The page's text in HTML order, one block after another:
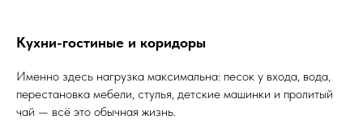
Кухни-гостиные и коридоры
Именно здесь нагрузка максимальна: песок у входа, вода,
перестановка мебели, стулья, детские машинки и пролитый
чай — всё это обычная жизнь.